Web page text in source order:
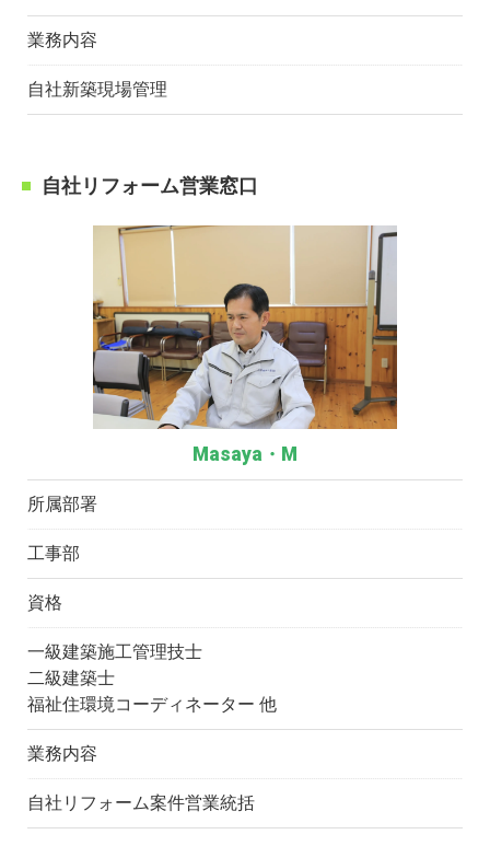
業務内容
自社新築現場管理
自社リフォーム営業窓口
Masaya・M
所属部署
工事部
資格
一級建築施工管理技士
二級建築士
福祉住環境コーディネーター 他
業務内容
自社リフォーム案件営業統括